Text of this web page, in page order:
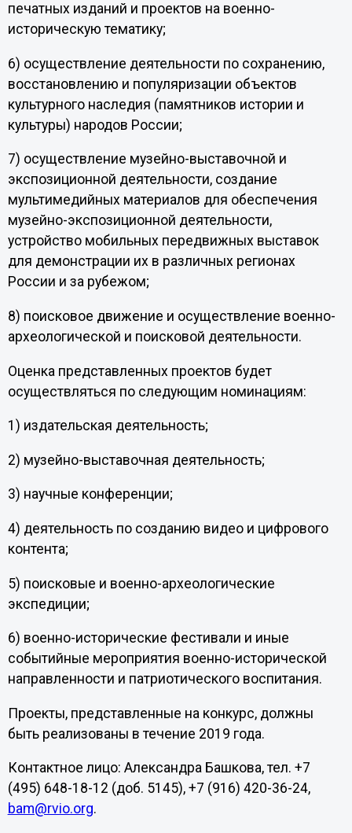
печатных изданий и проектов на военно-
историческую тематику;
6) осуществление деятельности по сохранению,
восстановлению и популяризации объектов
культурного наследия (памятников истории и
культуры) народов России;
7) осуществление музейно-выставочной и
экспозиционной деятельности, создание
мультимедийных материалов для обеспечения
музейно-экспозиционной деятельности,
устройство мобильных передвижных выставок
для демонстрации их в различных регионах
России и за рубежом;
8) поисковое движение и осуществление военно-
археологической и поисковой деятельности.
Оценка представленных проектов будет
осуществляться по следующим номинациям:
1) издательская деятельность;
2) музейно-выставочная деятельность;
3) научные конференции;
4) деятельность по созданию видео и цифрового
контента;
5) поисковые и военно-археологические
экспедиции;
6) военно-исторические фестивали и иные
событийные мероприятия военно-исторической
направленности и патриотического воспитания.
Проекты, представленные на конкурс, должны
быть реализованы в течение 2019 года.
Контактное лицо: Александра Башкова, тел. +7
(495) 648-18-12 (доб. 5145), +7 (916) 420-36-24,
bam@rvio.org.